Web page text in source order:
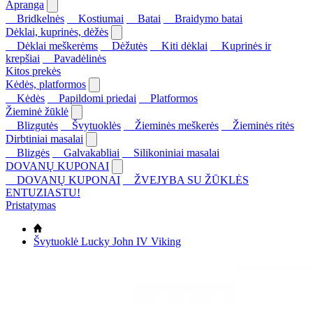
Apranga
Bridkelnės
Kostiumai Batai
Braidymo batai
Dėklai, kuprinės, dėžės
Dėklai meškerėms
Dėžutės Kiti dėklai
Kuprinės ir
krepšiai
Pavadėlinės
Kitos prekės
Kėdės, platformos
Kėdės
Papildomi priedai
Platformos
Žieminė žūklė
Blizgutės
Švytuoklės Žieminės meškerės
Žieminės ritės
Dirbtiniai masalai
Blizgės
Galvakabliai
Silikoniniai masalai
DOVANŲ KUPONAI
DOVANŲ KUPONAI
ŽVEJYBA SU ŽŪKLĖS
ENTUZIASTU!
Pristatymas
Švytuoklė Lucky John IV Viking